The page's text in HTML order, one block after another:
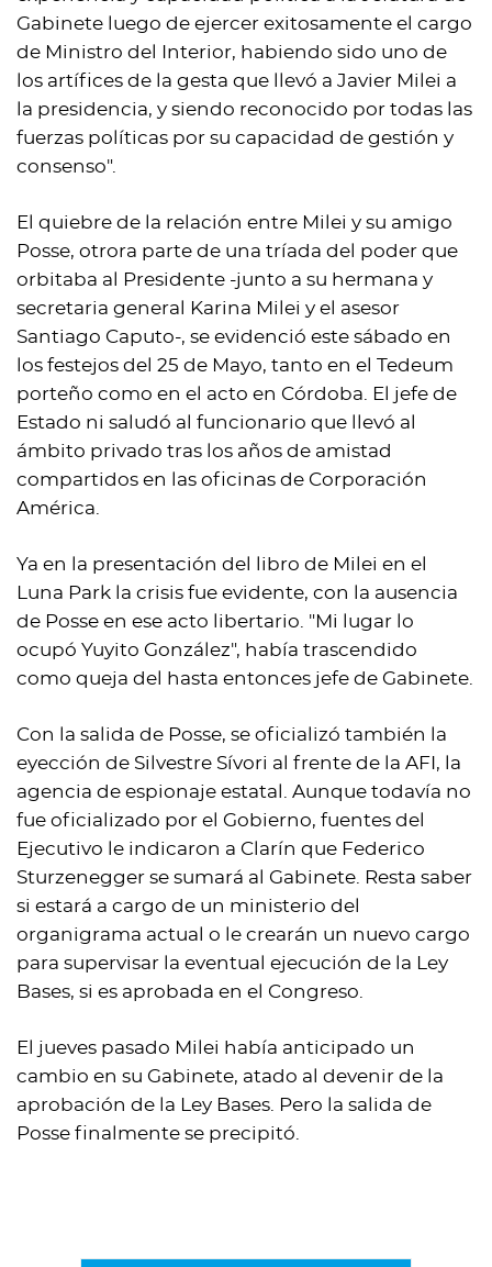
Gabinete luego de ejercer exitosamente el cargo
de Ministro del Interior, habiendo sido uno de
los artífices de la gesta que llevó a Javier Milei a
la presidencia, y siendo reconocido por todas las
fuerzas políticas por su capacidad de gestión y
consenso".
El quiebre de la relación entre Milei y su amigo
Posse, otrora parte de una tríada del poder que
orbitaba al Presidente -junto a su hermana y
secretaria general Karina Milei y el asesor
Santiago Caputo-, se evidenció este sábado en
los festejos del 25 de Mayo, tanto en el Tedeum
porteño como en el acto en Córdoba. El jefe de
Estado ni saludó al funcionario que llevó al
ámbito privado tras los años de amistad
compartidos en las oficinas de Corporación
América.
Ya en la presentación del libro de Milei en el
Luna Park la crisis fue evidente, con la ausencia
de Posse en ese acto libertario. "Mi lugar lo
ocupó Yuyito González", había trascendido
como queja del hasta entonces jefe de Gabinete.
Con la salida de Posse, se oficializó también la
eyección de Silvestre Sívori al frente de la AFI, la
agencia de espionaje estatal. Aunque todavía no
fue oficializado por el Gobierno, fuentes del
Ejecutivo le indicaron a Clarín que Federico
Sturzenegger se sumará al Gabinete. Resta saber
si estará a cargo de un ministerio del
organigrama actual o le crearán un nuevo cargo
para supervisar la eventual ejecución de la Ley
Bases, si es aprobada en el Congreso.
El jueves pasado Milei había anticipado un
cambio en su Gabinete, atado al devenir de la
aprobación de la Ley Bases. Pero la salida de
Posse finalmente se precipitó.